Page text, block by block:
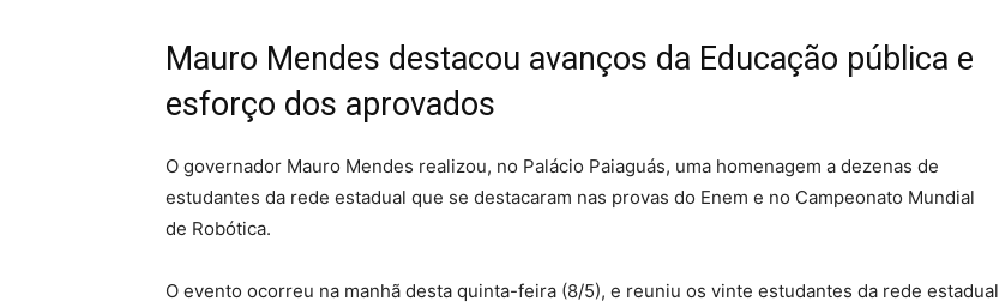
Mauro Mendes destacou avanços da Educação pública e
esforço dos aprovados
O governador Mauro Mendes realizou, no Palácio Paiaguás, uma homenagem a dezenas de
estudantes da rede estadual que se destacaram nas provas do Enem e no Campeonato Mundial
de Robótica.
O evento ocorreu na manhã desta quinta-feira (8/5), e reuniu os vinte estudantes da rede estadual